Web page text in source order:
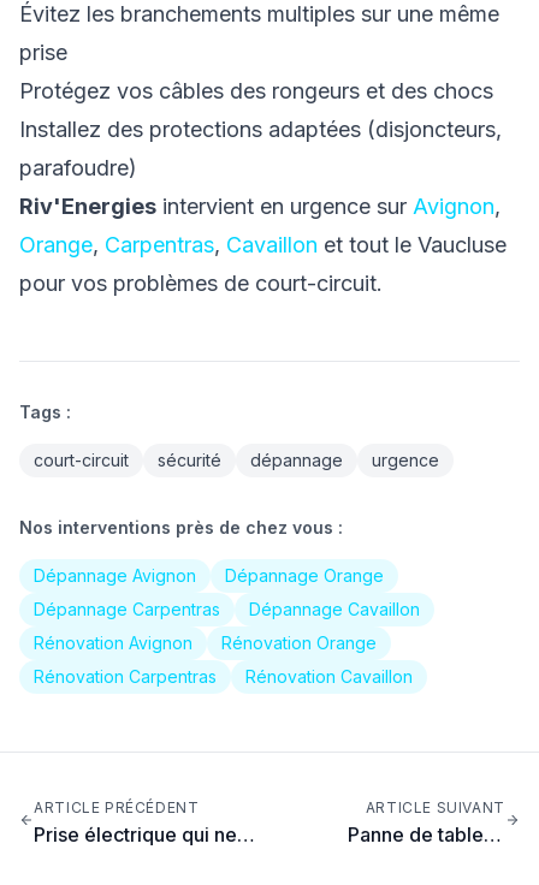
Évitez les branchements multiples sur une même
prise
Protégez vos câbles des rongeurs et des chocs
Installez des protections adaptées (disjoncteurs,
parafoudre)
Riv'Energies intervient en urgence sur Avignon,
Orange, Carpentras, Cavaillon et tout le Vaucluse
pour vos problèmes de court-circuit.
Tags :
court-circuit sécurité dépannage urgence
Nos interventions près de chez vous :
Dépannage Avignon
Dépannage Orange
Dépannage Carpentras
Dépannage Cavaillon
Rénovation Avignon
Rénovation Orange
Rénovation Carpentras
Rénovation Cavaillon
ARTICLE PRÉCÉDENT
Prise électrique qui ne
ARTICLE SUIVANT
Panne de tableau